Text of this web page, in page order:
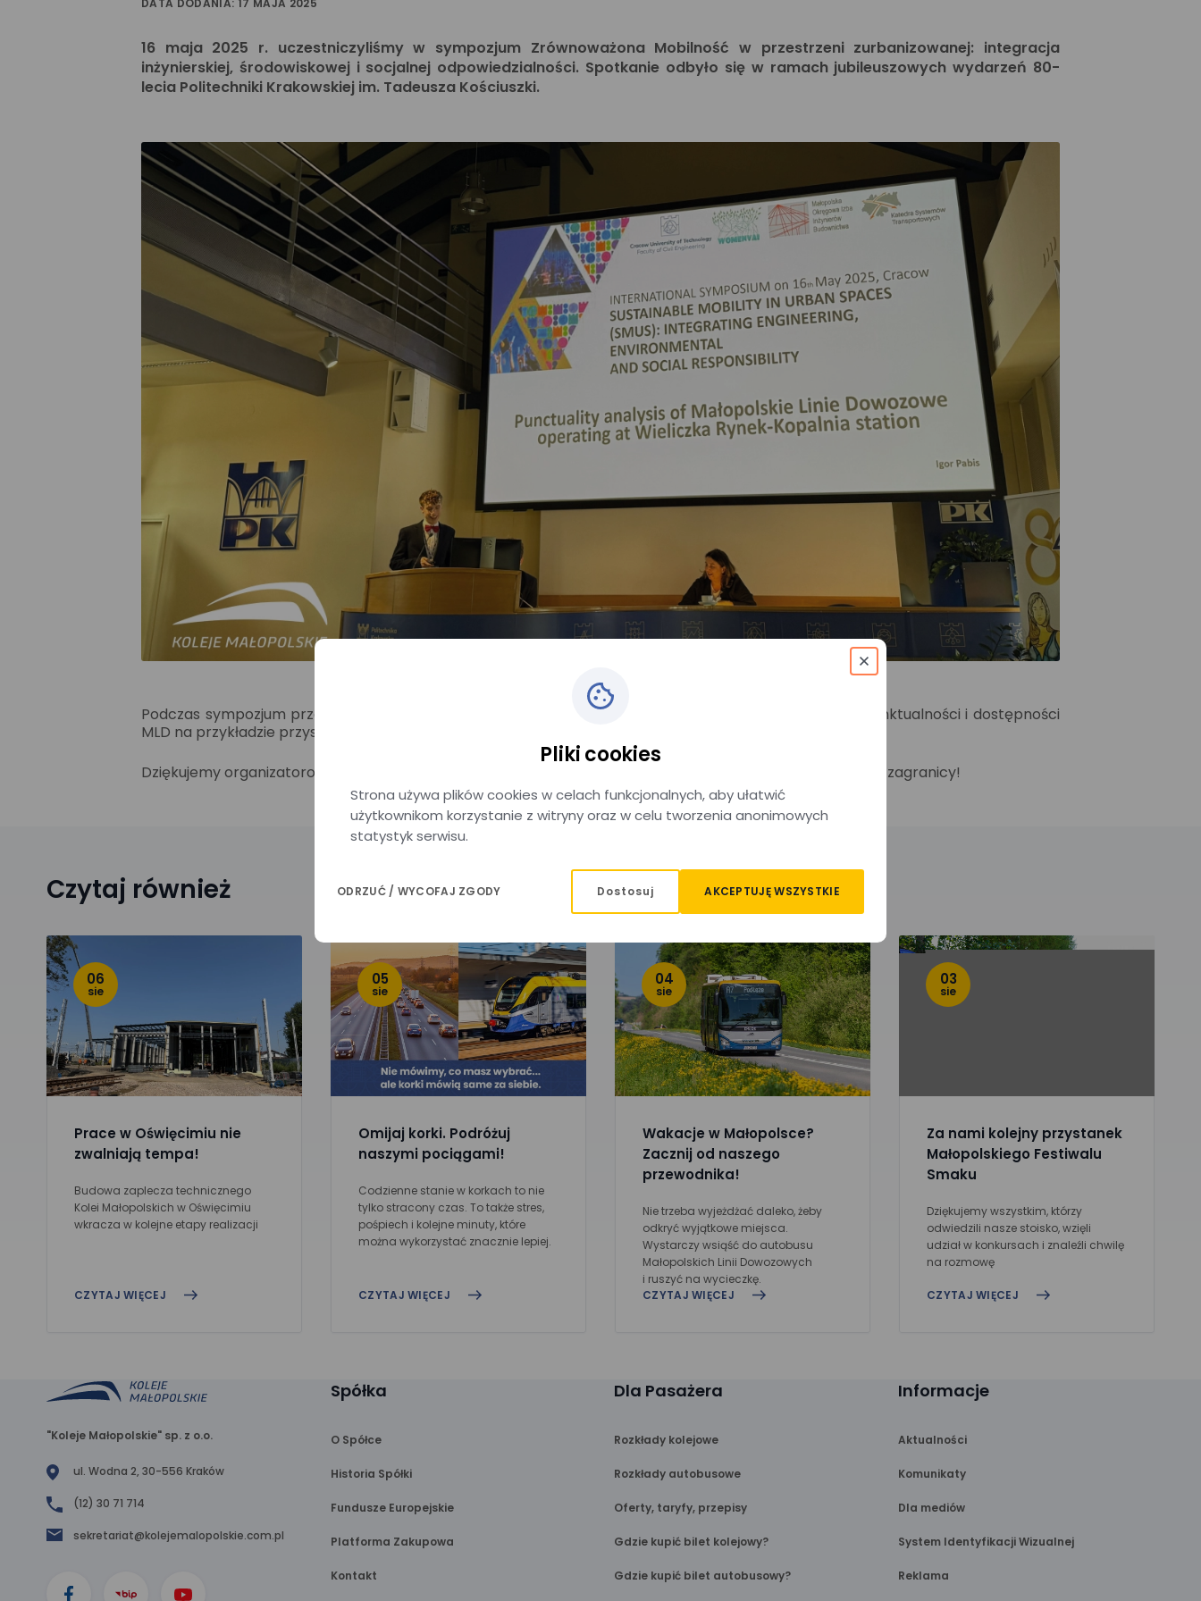
DATA DODANIA: 17 MAJA 2025
16 maja 2025 r. uczestniczyliśmy w sympozjum Zrównoważona Mobilność w przestrzeni zurbanizowanej: integracja
inżynierskiej, środowiskowej i socjalnej odpowiedzialności. Spotkanie odbyło się w ramach jubileuszowych wydarzeń 80-
lecia Politechniki Krakowskiej im. Tadeusza Kościuszki.
Podczas sympozjum przedstawiciel Małopolskich Linii Dowozowych Igor Pabis zaprezentował analizę punktualności i dostępności
MLD na przykładzie przystanku Wieliczka Rynek-Kopalnia.
Dziękujemy organizatorom za zaproszenie i możliwość wymiany doświadczeń w gronie ekspertów z Polski i zagranicy!
Czytaj również
06
sie
Prace w Oświęcimiu nie
zwalniają tempa!
Budowa zaplecza technicznego
Kolei Małopolskich w Oświęcimiu
wkracza w kolejne etapy realizacji
CZYTAJ WIĘCEJ
05
sie
Omijaj korki. Podróżuj
naszymi pociągami!
Codzienne stanie w korkach to nie
tylko stracony czas. To także stres,
pośpiech i kolejne minuty, które
można wykorzystać znacznie lepiej.
CZYTAJ WIĘCEJ
04
sie
Wakacje w Małopolsce?
Zacznij od naszego
przewodnika!
Nie trzeba wyjeżdżać daleko, żeby
odkryć wyjątkowe miejsca.
Wystarczy wsiąść do autobusu
Małopolskich Linii Dowozowych
i ruszyć na wycieczkę.
CZYTAJ WIĘCEJ
03
sie
Za nami kolejny przystanek
Małopolskiego Festiwalu
Smaku
Dziękujemy wszystkim, którzy
odwiedzili nasze stoisko, wzięli
udział w konkursach i znaleźli chwilę
na rozmowę
CZYTAJ WIĘCEJ
"Koleje Małopolskie" sp. z o.o.
ul. Wodna 2, 30-556 Kraków
(12) 30 71 714
sekretariat@kolejemalopolskie.com.pl
Spółka
O Spółce
Historia Spółki
Fundusze Europejskie
Platforma Zakupowa
Kontakt
Dla Pasażera
Rozkłady kolejowe
Rozkłady autobusowe
Oferty, taryfy, przepisy
Gdzie kupić bilet kolejowy?
Gdzie kupić bilet autobusowy?
Informacje
Aktualności
Komunikaty
Dla mediów
System Identyfikacji Wizualnej
Reklama
Pliki cookies
Strona używa plików cookies w celach funkcjonalnych, aby ułatwić
użytkownikom korzystanie z witryny oraz w celu tworzenia anonimowych
statystyk serwisu.
ODRZUĆ / WYCOFAJ ZGODY Dostosuj AKCEPTUJĘ WSZYSTKIE